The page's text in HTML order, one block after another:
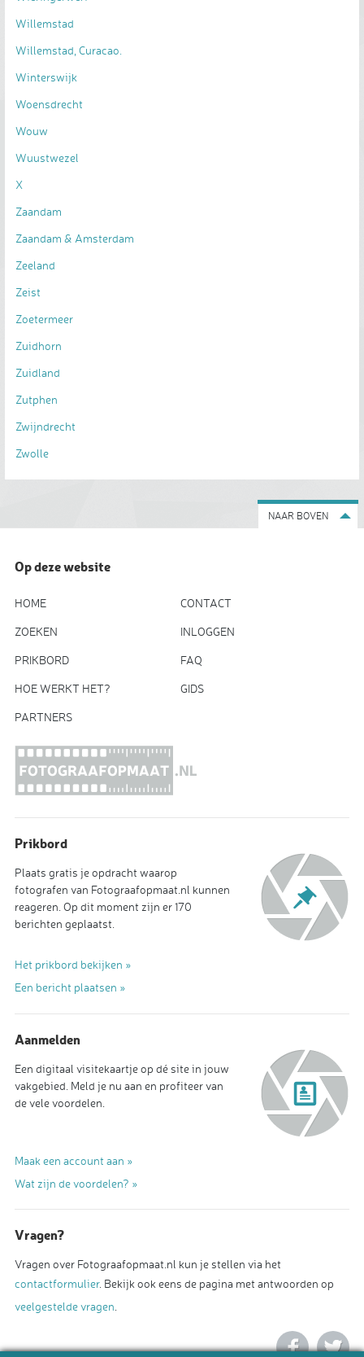
Willemstad
Willemstad, Curacao.
Winterswijk
Woensdrecht
Wouw
Wuustwezel
X
Zaandam
Zaandam & Amsterdam
Zeeland
Zeist
Zoetermeer
Zuidhorn
Zuidland
Zutphen
Zwijndrecht
Zwolle
NAAR BOVEN
Op deze website
HOME CONTACT
ZOEKEN INLOGGEN
PRIKBORD FAQ
HOE WERKT HET? GIDS
PARTNERS
Prikbord
Plaats gratis je opdracht waarop
fotografen van Fotograafopmaat.nl kunnen
reageren. Op dit moment zijn er 170
berichten geplaatst.
Het prikbord bekijken »
Een bericht plaatsen »
Aanmelden
Een digitaal visitekaartje op dé site in jouw
vakgebied. Meld je nu aan en profiteer van
de vele voordelen.
Maak een account aan »
Wat zijn de voordelen? »
Vragen?
Vragen over Fotograafopmaat.nl kun je stellen via het
contactformulier. Bekijk ook eens de pagina met antwoorden op
veelgestelde vragen